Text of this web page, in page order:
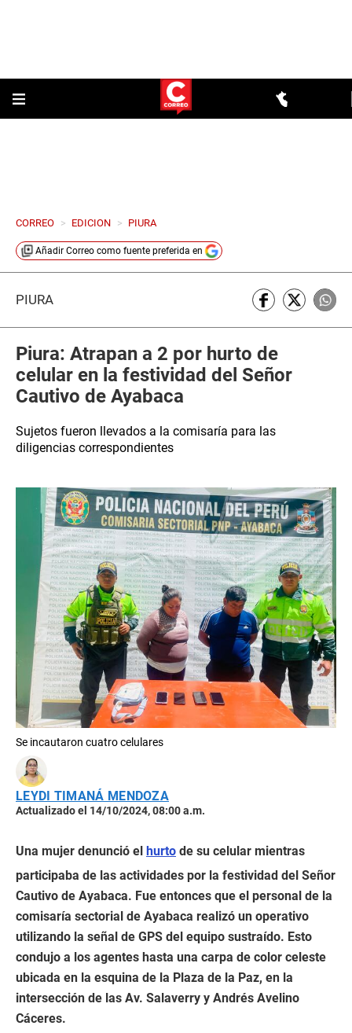
CORREO > EDICION > PIURA
Añadir Correo como fuente preferida en
PIURA
Piura: Atrapan a 2 por hurto de
celular en la festividad del Señor
Cautivo de Ayabaca
Sujetos fueron llevados a la comisaría para las
diligencias correspondientes
Se incautaron cuatro celulares
LEYDI TIMANÁ MENDOZA
Actualizado el 14/10/2024, 08:00 a.m.
Una mujer denunció el hurto de su celular mientras
participaba de las actividades por la festividad del Señor
Cautivo de Ayabaca. Fue entonces que el personal de la
comisaría sectorial de Ayabaca realizó un operativo
utilizando la señal de GPS del equipo sustraído. Esto
condujo a los agentes hasta una carpa de color celeste
ubicada en la esquina de la Plaza de la Paz, en la
intersección de las Av. Salaverry y Andrés Avelino
Cáceres.